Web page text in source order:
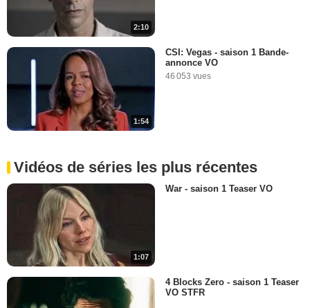
2:10
1:54
CSI: Vegas - saison 1 Bande-
annonce VO
46 053 vues
Vidéos de séries les plus récentes
1:07
War - saison 1 Teaser VO
4 Blocks Zero - saison 1 Teaser
VO STFR